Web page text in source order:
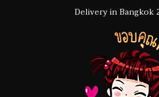
Delivery in Bangkok